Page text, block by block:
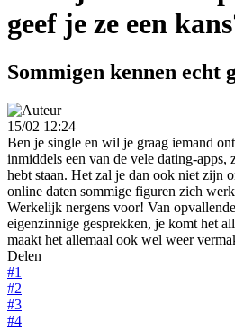
geef je ze een
Sommigen kennen echt
15/02 12:24
Ben je single en wil je graag iemand
inmiddels een van de vele dating-apps,
hebt staan. Het zal je dan ook niet zijn
online daten sommige figuren zich
Werkelijk nergens voor! Van
eigenzinnige gesprekken, je komt het
maakt het allemaal ook wel weer
Delen
#1
#2
#3
#4